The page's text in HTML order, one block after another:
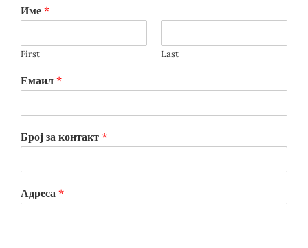
Име *
First Last
Емаил *
Број за контакт *
Адреса *